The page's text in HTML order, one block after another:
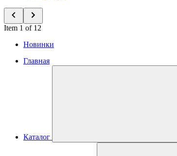
Item 1 of 12
Новинки
Главная
Каталог